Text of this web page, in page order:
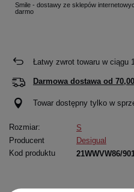
Smile - dostawy ze sklepów
darmo
Łatwy zwrot towaru w ciągu
Darmowa dostawa od
Towar dostępny tylko w
Rozmiar:
S
Producent
Desigual
Kod produktu
21WWVW86/